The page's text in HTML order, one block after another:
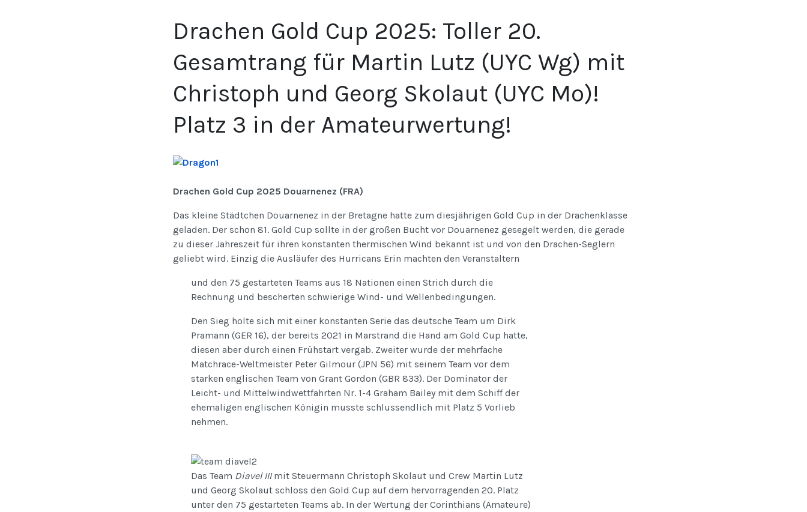
Drachen Gold Cup 2025: Toller 20.
Gesamtrang für Martin Lutz (UYC Wg) mit
Christoph und Georg Skolaut (UYC Mo)!
Platz 3 in der Amateurwertung!
Drachen Gold Cup 2025 Douarnenez (FRA)
Das kleine Städtchen Douarnenez in der Bretagne hatte zum diesjährigen Gold Cup in der Drachenklasse
geladen. Der schon 81. Gold Cup sollte in der großen Bucht vor Douarnenez gesegelt werden, die gerade
zu dieser Jahreszeit für ihren konstanten thermischen Wind bekannt ist und von den Drachen-Seglern
geliebt wird. Einzig die Ausläufer des Hurricans Erin machten den Veranstaltern
und den 75 gestarteten Teams aus 18 Nationen einen Strich durch die
Rechnung und bescherten schwierige Wind- und Wellenbedingungen.
Den Sieg holte sich mit einer konstanten Serie das deutsche Team um Dirk
Pramann (GER 16), der bereits 2021 in Marstrand die Hand am Gold Cup hatte,
diesen aber durch einen Frühstart vergab. Zweiter wurde der mehrfache
Matchrace-Weltmeister Peter Gilmour (JPN 56) mit seinem Team vor dem
starken englischen Team von Grant Gordon (GBR 833). Der Dominator der
Leicht- und Mittelwindwettfahrten Nr. 1-4 Graham Bailey mit dem Schiff der
ehemaligen englischen Königin musste schlussendlich mit Platz 5 Vorlieb
nehmen.
Das Team Diavel IIImit Steuermann Christoph Skolaut und Crew Martin Lutz
und Georg Skolaut schloss den Gold Cup auf dem hervorragenden 20. Platz
unter den 75 gestarteten Teams ab. In der Wertung der Corinthians (Amateure)